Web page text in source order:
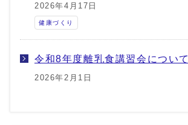
2026年4月17日
健康づくり
令和8年度離乳食講習会について
2026年2月1日